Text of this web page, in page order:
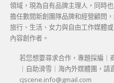
領域，現為自有品牌主理人，同時
擔任數間新創團隊品牌和經營顧問
旅行、生活、女力與自由工作媒體
內容創作者。
若您想要尋求合作，專題採編｜
｜自助滑雪｜海內外媒體團，請
cjscene.info@gmail.com